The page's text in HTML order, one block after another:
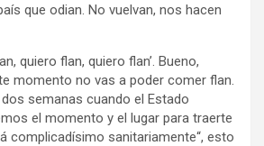
que odian. No vuelvan, nos hacen
quiero flan, quiero flan’. Bueno,
momento no vas a poder comer flan.
semanas cuando el Estado
el momento y el lugar para traerte
complicadísimo sanitariamente“, esto